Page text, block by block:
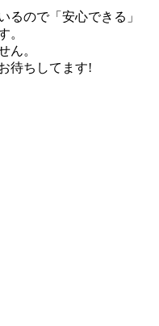
るので「安心できる」
。
ん。
待ちしてます!